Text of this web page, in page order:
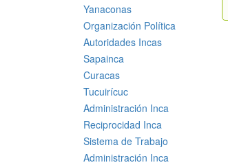
Yanaconas
Organización Política
Autoridades Incas
Sapainca
Curacas
Tucuirícuc
Administración Inca
Reciprocidad Inca
Sistema de Trabajo
Administración Inca